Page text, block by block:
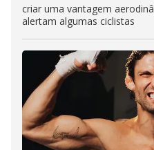
criar uma vantagem
alertam algumas ciclistas